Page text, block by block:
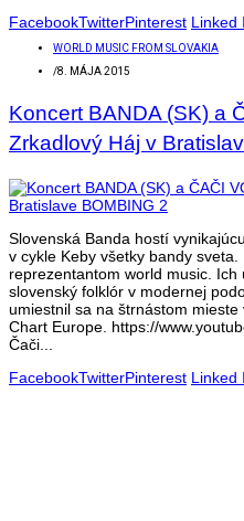
FacebookTwitterPinterest Linked
WORLD MUSIC FROM SLOVAKIA
/8. MÁJA 2015
Koncert BANDA (SK) a
Zrkadlový Háj v
Slovenská Banda hostí
v cykle Keby všetky bandy
reprezentantom world music.
slovenský folklór v modernej
umiestnil sa na štrnástom
Chart Europe. https://
Čači...
FacebookTwitterPinterest Linked